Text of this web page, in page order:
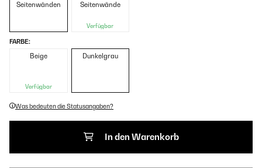
Seitenwänden
Seitenwände
Verfügbar
FARBE:
Beige
Verfügbar
Dunkelgrau
Was bedeuten die Statusangaben?
In den Warenkorb